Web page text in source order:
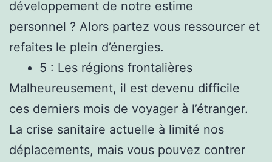
développement de notre estime
personnel ? Alors partez vous ressourcer et
refaites le plein d’énergies.
5 : Les régions frontalières
Malheureusement, il est devenu difficile
ces derniers mois de voyager à l’étranger.
La crise sanitaire actuelle à limité nos
déplacements, mais vous pouvez contrer